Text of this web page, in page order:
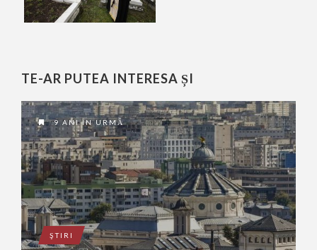
TE-AR PUTEA INTERESA ȘI
9 ANI ÎN URMĂ
ŞTIRI